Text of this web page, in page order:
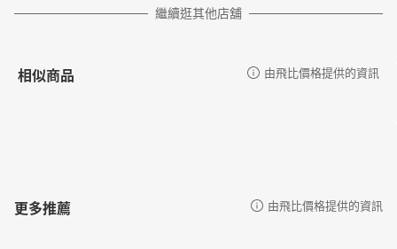
繼續逛其他店舖
相似商品 由飛比價格提供的資訊
更多推薦 由飛比價格提供的資訊